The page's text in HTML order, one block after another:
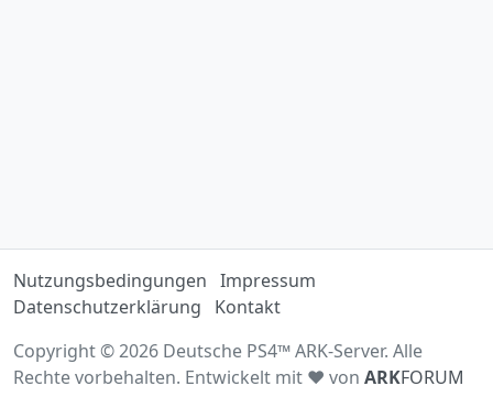
Nutzungsbedingungen Impressum
Datenschutzerklärung
Kontakt
Copyright © 2026 Deutsche PS4™ ARK-Server. Alle
Rechte vorbehalten. Entwickelt mit ♥ von ARKFORUM